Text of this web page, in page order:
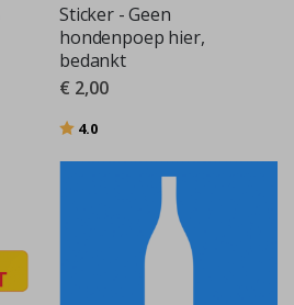
Sticker - Geen
hondenpoep hier,
bedankt
€ 2,00
Beoordeling:
4.0